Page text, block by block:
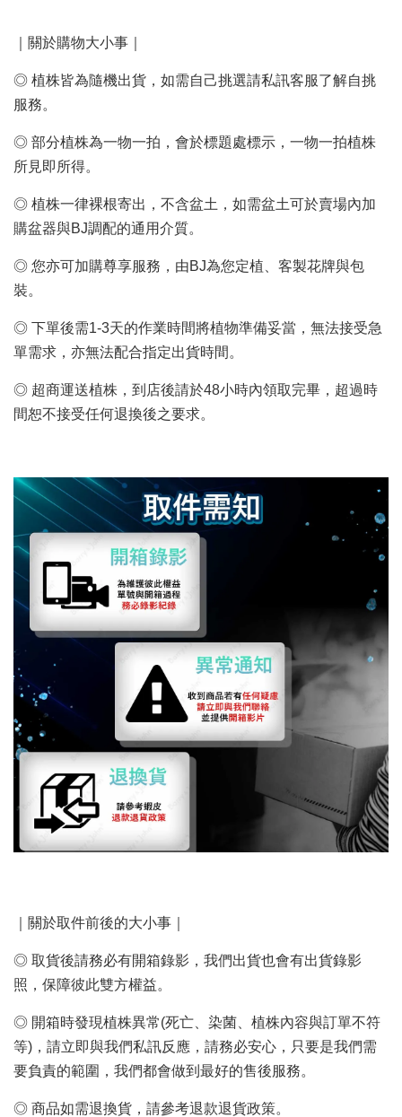
｜關於購物大小事｜
◎ 植株皆為隨機出貨，如需自己挑選請私訊客服了解自挑
服務。
◎ 部分植株為一物一拍，會於標題處標示，一物一拍植株
所見即所得。
◎ 植株一律裸根寄出，不含盆土，如需盆土可於賣場內加
購盆器與BJ調配的通用介質。
◎ 您亦可加購尊享服務，由BJ為您定植、客製花牌與包
裝。
◎ 下單後需1-3天的作業時間將植物準備妥當，無法接受急
單需求，亦無法配合指定出貨時間。
◎ 超商運送植株，到店後請於48小時內領取完畢，超過時
間恕不接受任何退換後之要求。
｜關於取件前後的大小事｜
◎ 取貨後請務必有開箱錄影，我們出貨也會有出貨錄影
照，保障彼此雙方權益。
◎ 開箱時發現植株異常(死亡、染菌、植株內容與訂單不符
等)，請立即與我們私訊反應，請務必安心，只要是我們需
要負責的範圍，我們都會做到最好的售後服務。
◎ 商品如需退換貨，請參考退款退貨政策。